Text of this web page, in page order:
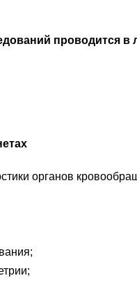
проводится в
органов